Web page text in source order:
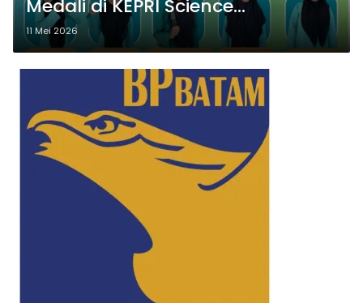
Medali di KEPRI Science
Competition 2026
11 Mei 2026